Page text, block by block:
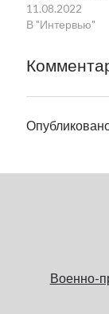
11.08.2022
В "Интервью"
Военно-